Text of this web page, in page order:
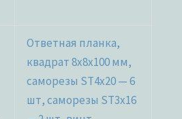
Ответная планка,
квадрат 8x8x100 мм,
саморезы ST4x20 — 6
шт, саморезы ST3x16